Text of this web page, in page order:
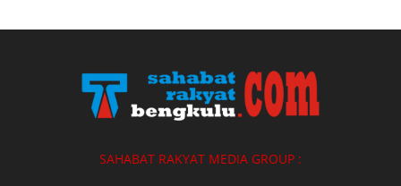
SAHABAT RAKYAT MEDIA GROUP :